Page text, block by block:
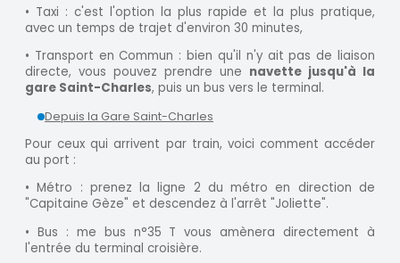
• Taxi : c'est l'option la plus rapide et la plus pratique,
avec un temps de trajet d'environ 30 minutes,
• Transport en Commun : bien qu'il n'y ait pas de liaison
directe, vous pouvez prendre une navette jusqu'à la
gare Saint-Charles, puis un bus vers le terminal.
Depuis la Gare Saint-Charles
Pour ceux qui arrivent par train, voici comment accéder
au port :
• Métro : prenez la ligne 2 du métro en direction de
"Capitaine Gèze" et descendez à l'arrêt "Joliette".
• Bus : me bus n°35 T vous amènera directement à
l'entrée du terminal croisière.